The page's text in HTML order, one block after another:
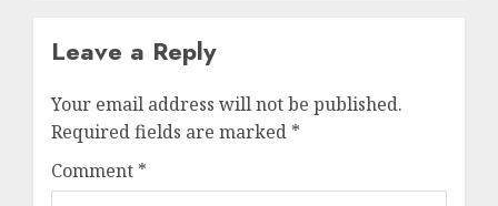
Leave a Reply
Your email address will not be published.
Required fields are marked *
Comment *